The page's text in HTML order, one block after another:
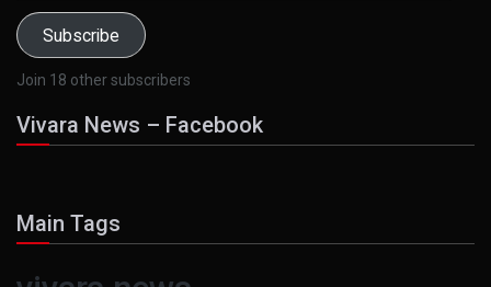
Subscribe
Join 18 other subscribers
Vivara News – Facebook
Main Tags